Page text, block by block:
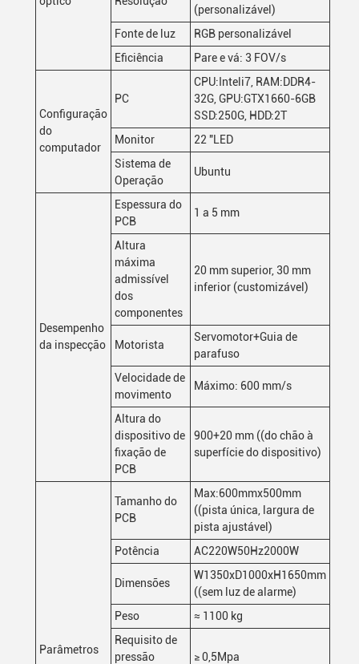
(personalizável)
Fonte de luz
RGB personalizável
Eficiência
Pare e vá: 3 FOV/s
Configuração
do
computador
PC
CPU:Inteli7, RAM:DDR4-
32G, GPU:GTX1660-6GB
SSD:250G, HDD:2T
Monitor
22 "LED
Sistema de
Operação
Ubuntu
Desempenho
da inspecção
Espessura do
PCB
1 a 5 mm
Altura
máxima
admissível
dos
componentes
20 mm superior, 30 mm
inferior (customizável)
Motorista
Servomotor+Guia de
parafuso
Velocidade de
movimento
Máximo: 600 mm/s
Altura do
dispositivo de
fixação de
PCB
900+20 mm ((do chão à
superfície do dispositivo)
Parâmetros
Tamanho do
PCB
Max:600mmx500mm
((pista única, largura de
pista ajustável)
Potência
AC220W50Hz2000W
Dimensões
W1350xD1000xH1650mm
((sem luz de alarme)
Peso
≈ 1100 kg
Requisito de
pressão
≥ 0,5Mpa